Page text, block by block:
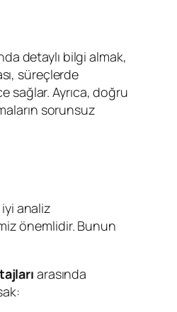
detaylı bilgi almak,
süreçlerde
sağlar. Ayrıca, doğru
sorunsuz
analiz
önemlidir. Bunun
arasında